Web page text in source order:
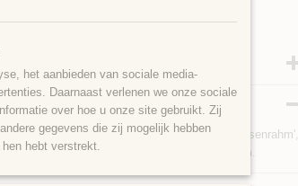
CAL0011
322
en 1 grotere, bedekt met koperkleurige 'Eisenrahm',
Pfalz, Duitsland - 430 gram - 11 x 7,5 x 4,5 cm.
het aanbieden van sociale media-
Daarnaast verlenen we onze sociale
over hoe u onze site gebruikt. Zij
gegevens die zij mogelijk hebben
hebt verstrekt.